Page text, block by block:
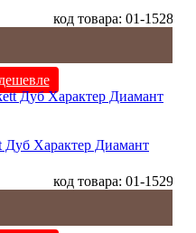
код товара: 01-1528
Дуб Характер Диамант
код товара: 01-1529